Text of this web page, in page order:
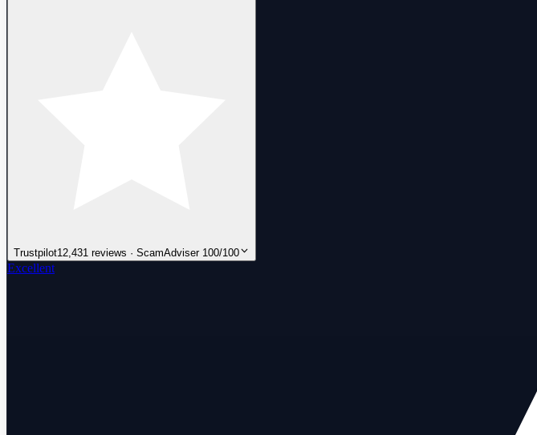
Trustpilot12,431 reviews · ScamAdviser 100/100
Excellent